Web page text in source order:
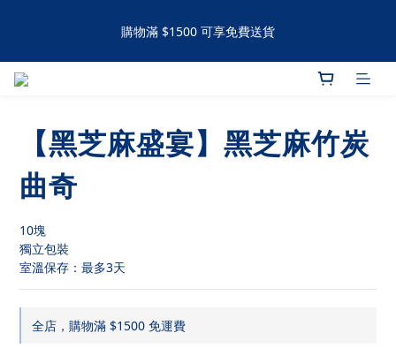
購物滿 $1500 可享免費送貨
手工撻 / 曲奇購買滿60件可享有九五折優惠 滿120件可享有九折優
購物滿 $1500 可享免費送貨
【黑芝麻盛宴】黑芝麻竹炭
曲奇
10塊
獨立包裝
室溫保存：最多3天
全店，購物滿 $1500 免運費